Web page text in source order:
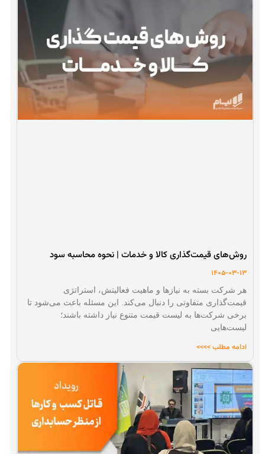
روش‌های قیمت‌گذاری کالا و خدمات | نحوه محاسبه سود
1405-03-13
هر شرکت بسته به نیازها و ماهیت فعالیتش، استراتژی
قیمت‌گذاری متفاوتی را دنبال می‌کند. این مسئله باعث می‌شود تا
برخی شرکت‌ها به لیست قیمت متنوع نیاز داشته باشند؛
لیست‌هایی
ادامه مطلب >>>>